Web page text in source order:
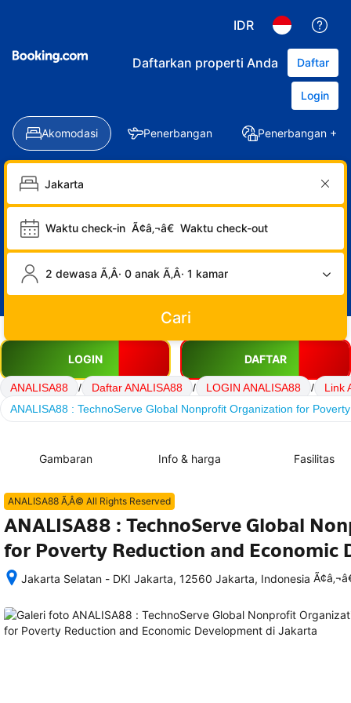
IDR
Daftarkan properti Anda Daftar
Login
Akomodasi Penerbangan Penerbangan +
Waktu check-in Ã¢â‚¬â€ Waktu check-out
2 dewasa Ã‚Â· 0 anak Ã‚Â· 1 kamar
Cari
LOGIN DAFTAR
ANALISA88 / Daftar ANALISA88 / LOGIN ANALISA88 /
Link
ANALISA88 : TechnoServe Global Nonprofit Organization for
Gambaran Info & harga Fasilitas
ANALISA88 Ã‚Â© All Rights Reserved
ANALISA88 : TechnoServe Global
for Poverty Reduction and Economic
Jakarta Selatan - DKI Jakarta, 12560 Jakarta, Indonesia
memesan,
semua